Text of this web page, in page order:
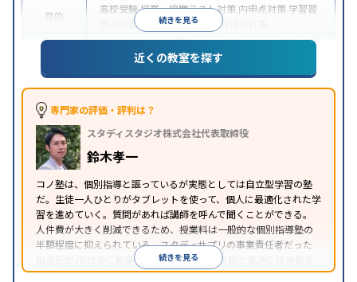
続きを見る
目的
高校受験授業・定期テスト対策 内申点対策 学習習
慣の定着
推薦入試対策
学校別特化対策
授業の振替可能学習にPC・タブレットを利用季節
講習のみの受講可
近くの教室を探す
専門家の評価・評判は？
スタディスタジオ株式会社代表取締役
鈴木孝一
コノ塾は、個別指導と謳っているが実態としては自立型学習の塾
だ。生徒一人ひとりがタブレットを使って、個人に最適化された学
習を進めていく。質問があれば講師を呼んで聞くことができる。
人件費が大きく削減できるため、授業料は一般的な個別指導塾の
半額程度に抑えられている。スタディサプリの事業責任者だった
田辺氏が2021年に創業し、たった2年で30校超と急速に校舎数を
伸ばしている、ICTをフル活用した塾だ。
続きを見る